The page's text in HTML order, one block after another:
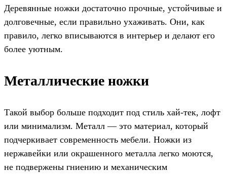
Деревянные ножки достаточно прочные, устойчивые и
долговечные, если правильно ухаживать. Они, как
правило, легко вписываются в интерьер и делают его
более уютным.
Металлические ножки
Такой выбор больше подходит под стиль хай-тек, лофт
или минимализм. Металл — это материал, который
подчеркивает современность мебели. Ножки из
нержавейки или окрашенного металла легко моются,
не подвержены гниению и механическим